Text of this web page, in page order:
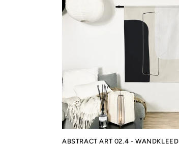
ABSTRACT ART 02.4 - WANDKLEED